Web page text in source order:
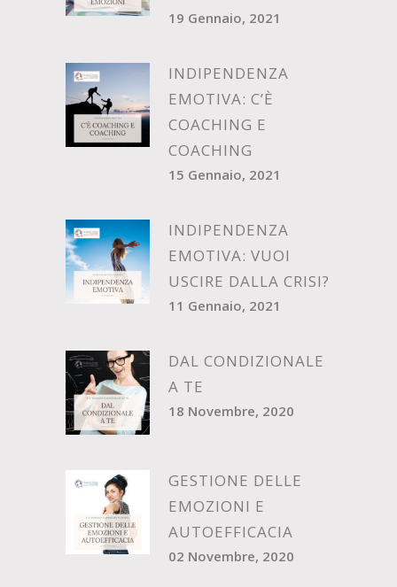
19 Gennaio, 2021
INDIPENDENZA
EMOTIVA: C’È
COACHING E
COACHING
15 Gennaio, 2021
INDIPENDENZA
EMOTIVA: VUOI
USCIRE DALLA CRISI?
11 Gennaio, 2021
DAL CONDIZIONALE
A TE
18 Novembre, 2020
GESTIONE DELLE
EMOZIONI E
AUTOEFFICACIA
02 Novembre, 2020